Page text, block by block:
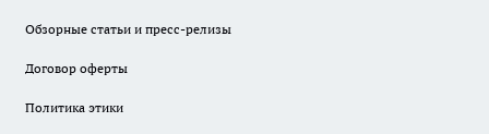
Обзорные статьи и пресс-релизы
Договор оферты
Политика этики